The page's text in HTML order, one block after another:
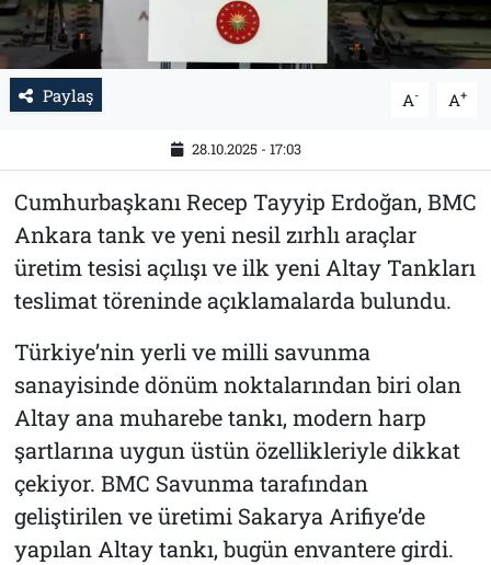
Paylaş A- A+
28.10.2025 - 17:03
Cumhurbaşkanı Recep Tayyip Erdoğan, BMC
Ankara tank ve yeni nesil zırhlı araçlar
üretim tesisi açılışı ve ilk yeni Altay Tankları
teslimat töreninde açıklamalarda bulundu.
Türkiye’nin yerli ve milli savunma
sanayisinde dönüm noktalarından biri olan
Altay ana muharebe tankı, modern harp
şartlarına uygun üstün özellikleriyle dikkat
çekiyor. BMC Savunma tarafından
geliştirilen ve üretimi Sakarya Arifiye’de
yapılan Altay tankı, bugün envantere girdi.